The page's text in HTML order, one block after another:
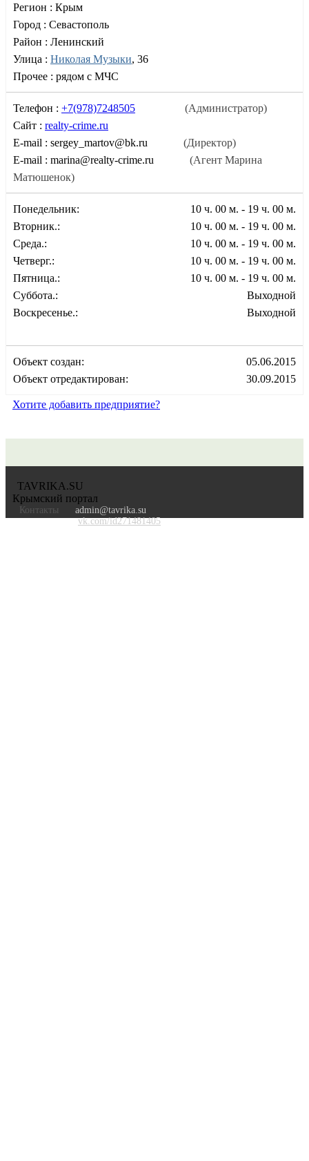
Регион : Крым
Город : Севастополь
Район : Ленинский
Улица : Николая Музыки, 36
Прочее : рядом с МЧС
Телефон : +7(978)7248505
(Администратор)
Сайт : realty-crime.ru
E-mail : sergey_martov@bk.ru
(Директор)
E-mail : marina@realty-crime.ru
(Агент Марина
Матюшенок)
Понедельник:
10 ч. 00 м. - 19 ч. 00 м.
Вторник.:
10 ч. 00 м. - 19 ч. 00 м.
Среда.:
10 ч. 00 м. - 19 ч. 00 м.
Четверг.:
10 ч. 00 м. - 19 ч. 00 м.
Пятница.:
10 ч. 00 м. - 19 ч. 00 м.
Суббота.:
Выходной
Воскресенье.:
Выходной
Объект создан:
05.06.2015
Объект отредактирован:
30.09.2015
Хотите добавить предприятие?
TAVRIKA.SU
Крымский портал
Контакты
admin@tavrika.su
vk.com/id271481405